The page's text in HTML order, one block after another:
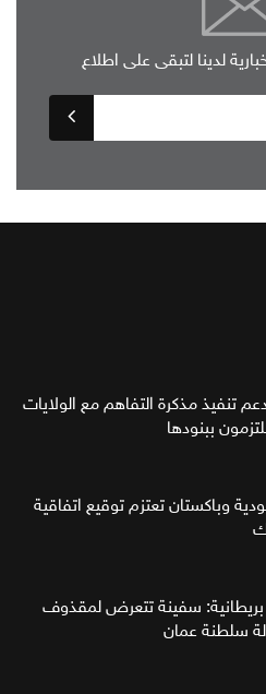
لدينا لتبقى على اطلاع
تنفيذ مذكرة التفاهم مع الولايات
ببنودها
وباكستان تعتزم توقيع اتفاقية
بريطانية: سفينة تتعرض لمقذوف
سلطنة عمان